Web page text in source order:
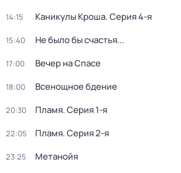
14:15 Каникулы Кроша. Серия 4-я
15:40 Не было бы счастья...
17:00 Вечер на Спасе
18:00 Всенощное бдение
20:30 Пламя. Серия 1-я
22:05 Пламя. Серия 2-я
23:25 Метанойя